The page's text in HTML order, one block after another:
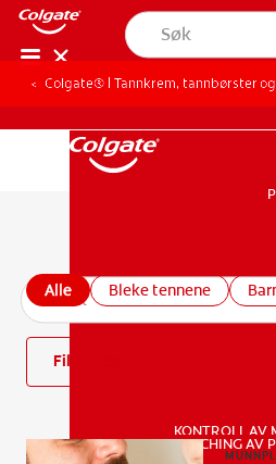
KONTROLL AV
MATCHING AV
Colgate® | Tannkrem, tannbørster
Alle Bleke tennene
Filter